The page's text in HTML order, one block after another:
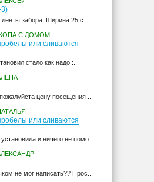
забора. Ширина 25 с...
С ДОМОМ
или сливаются
стало как надо :...
цену посещения ...
или сливаются
и ничего не помо...
не мог написать?? Прос...